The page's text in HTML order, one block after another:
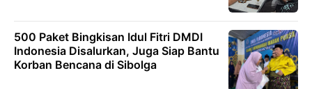
500 Paket Bingkisan Idul Fitri DMDI
Indonesia Disalurkan, Juga Siap Bantu
Korban Bencana di Sibolga